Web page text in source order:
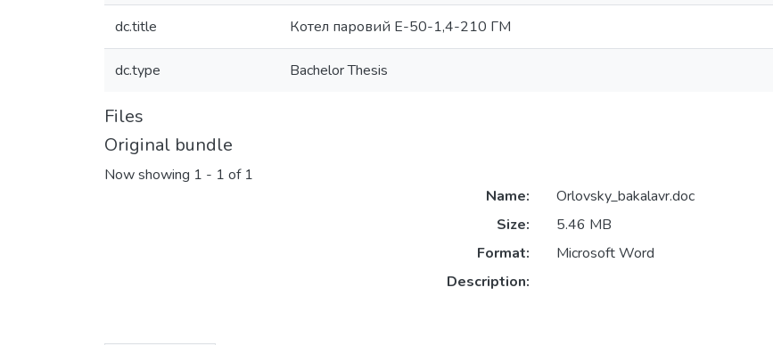
dc.title Котел паровий Е-50-1,4-210 ГМ
dc.type Bachelor Thesis
Files
Original bundle
Now showing 1 - 1 of 1
Name:
Orlovsky_bakalavr.doc
Size:
5.46 MB
Format:
Microsoft Word
Description: